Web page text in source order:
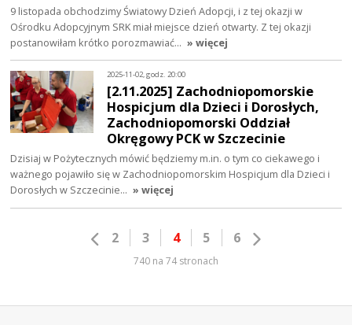
9 listopada obchodzimy Światowy Dzień Adopcji, i z tej okazji w
Ośrodku Adopcyjnym SRK miał miejsce dzień otwarty. Z tej okazji
postanowiłam krótko porozmawiać… » więcej
2025-11-02, godz. 20:00
[2.11.2025] Zachodniopomorskie
Hospicjum dla Dzieci i Dorosłych,
Zachodniopomorski Oddział
Okręgowy PCK w Szczecinie
Dzisiaj w Pożytecznych mówić będziemy m.in. o tym co ciekawego i
ważnego pojawiło się w Zachodniopomorskim Hospicjum dla Dzieci i
Dorosłych w Szczecinie… » więcej
2 3 4 5 6
740 na 74 stronach